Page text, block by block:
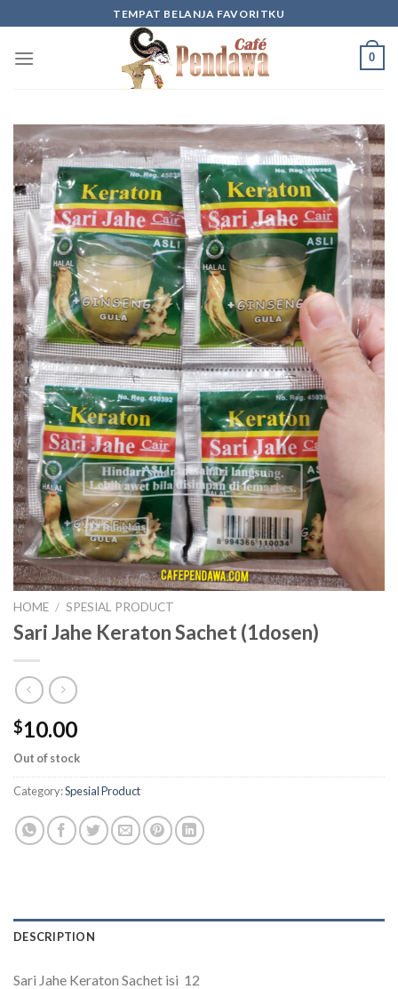
to
content
TEMPAT BELANJA FAVORITKU
0
HOME / SPESIAL PRODUCT
Sari Jahe Keraton Sachet (1dosen)
$10.00
Out of stock
Category:Spesial Product
DESCRIPTION
Sari Jahe Keraton Sachet isi 12